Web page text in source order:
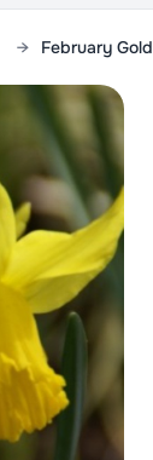
February Gold